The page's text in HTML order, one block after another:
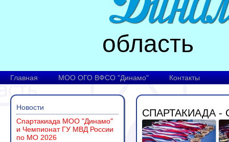
область
Главная МОО ОГО ВФСО "Динамо" Контакты
Новости
Спартакиада МОО "Динамо"
и Чемпионат ГУ МВД России
по МО 2026
СПАРТАКИАДА -